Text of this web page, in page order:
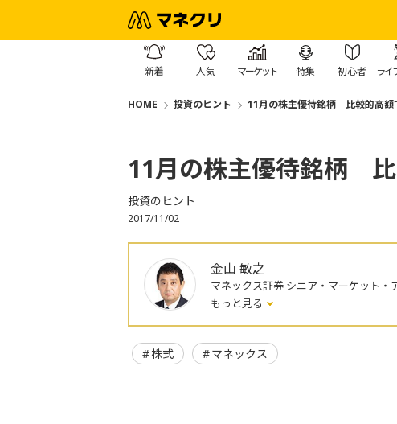
新着 人気 マーケット 特集 初心者 ライ
HOME 投資のヒント 11月の株主優待銘柄 比較的高額
11月の株主優待銘柄
投資のヒント
2017/11/02
金山 敏之
マネックス証券 シニア・マーケット・
もっと見る
株式 マネックス